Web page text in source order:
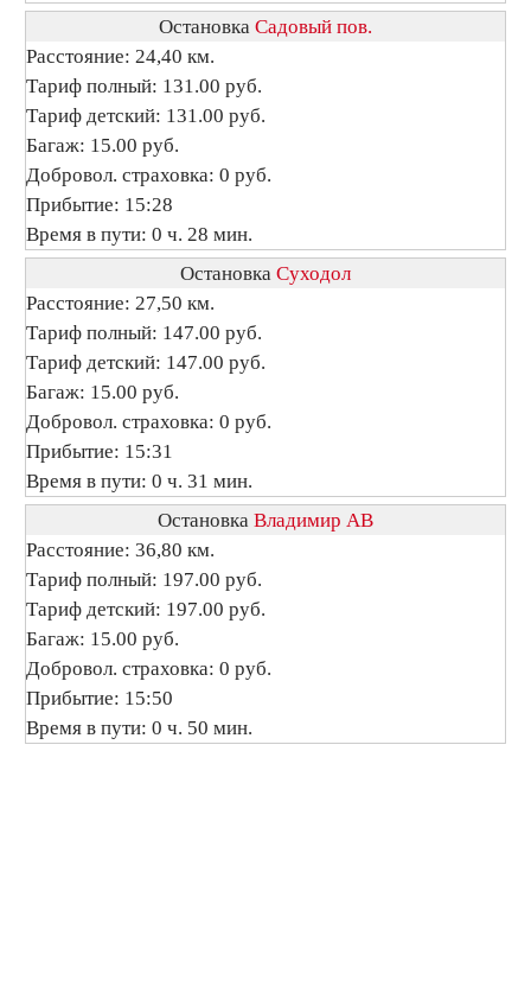
Остановка Садовый пов.
Расстояние: 24,40 км.
Тариф полный: 131.00 руб.
Тариф детский: 131.00 руб.
Багаж: 15.00 руб.
Добровол. страховка: 0 руб.
Прибытие: 15:28
Время в пути: 0 ч. 28 мин.
Остановка Суходол
Расстояние: 27,50 км.
Тариф полный: 147.00 руб.
Тариф детский: 147.00 руб.
Багаж: 15.00 руб.
Добровол. страховка: 0 руб.
Прибытие: 15:31
Время в пути: 0 ч. 31 мин.
Остановка Владимир АВ
Расстояние: 36,80 км.
Тариф полный: 197.00 руб.
Тариф детский: 197.00 руб.
Багаж: 15.00 руб.
Добровол. страховка: 0 руб.
Прибытие: 15:50
Время в пути: 0 ч. 50 мин.